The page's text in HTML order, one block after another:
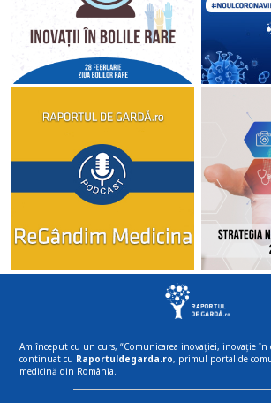
Am început cu un curs, “Comunicarea inovației, inovație în
continuat cu Raportuldegarda.ro, primul portal de
medicină din România.